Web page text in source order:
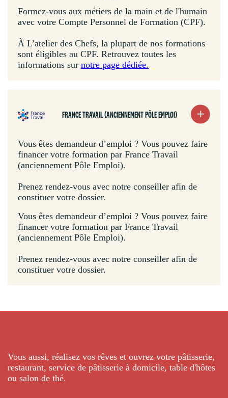
Formez-vous aux métiers de la main et de l'humain
avec votre Compte Personnel de Formation (CPF).
À L’atelier des Chefs, la plupart de nos formations
sont éligibles au CPF. Retrouvez toutes les
informations sur notre page dédiée.
FRANCE TRAVAIL (ANCIENNEMENT PÔLE EMPLOI)
Vous êtes demandeur d’emploi ? Vous pouvez faire
financer votre formation par France Travail
(anciennement Pôle Emploi).
Prenez rendez-vous avec notre conseiller afin de
constituer votre dossier.
Vous êtes demandeur d’emploi ? Vous pouvez faire
financer votre formation par France Travail
(anciennement Pôle Emploi).
Prenez rendez-vous avec notre conseiller afin de
constituer votre dossier.
Vous aussi, réalisez vos rêves et ouvrez votre pâtisserie,
restaurant, service de pâtisserie à domicile, table d'hôtes
ou salon de thé.